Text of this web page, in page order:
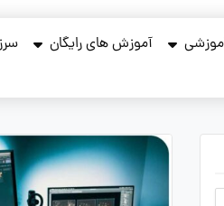
آموزش های رایگان